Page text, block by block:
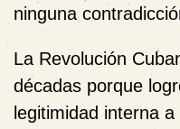
ninguna
La Revolución
décadas porque
legitimidad interna